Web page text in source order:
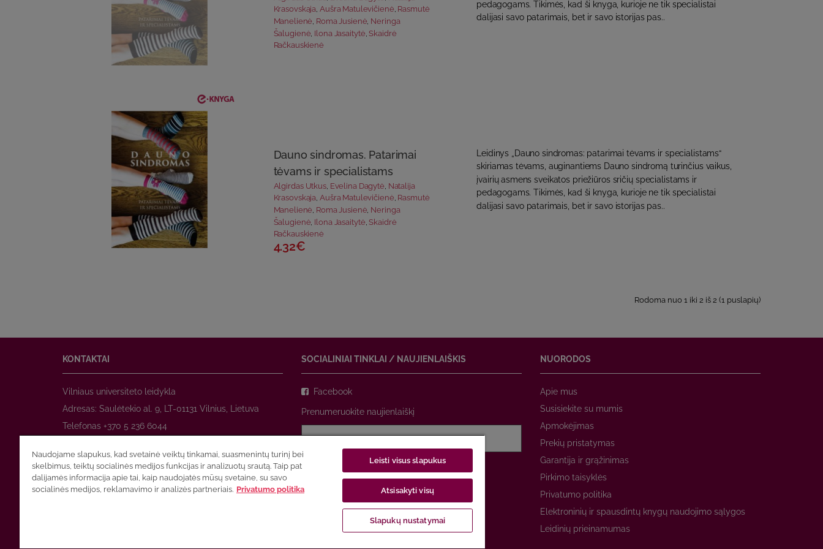
Krasovskaja,Aušra Matulevičienė, Rasmutė
Manelienė, Roma Jusienė, Neringa
Šalugienė Ilona Jasaitytė ,Skaidrė
Račkauskienė
pedagogams. Tikimės, kad ši knyga, kurioje ne tik specialistai
dalijasi savo patarimais, bet ir savo istorijas pas..
Dauno sindromas. Patarimai
tėvams ir specialistams
Algirdas Utkus, Evelina Dagytė Natalija
Krasovskaja,Aušra Matulevičienė, Rasmutė
Manelienė Roma Jusienė Neringa
Šalugienė Ilona Jasaitytė ,Skaidrė
Račkauskienė
4.32€
Leidinys „Dauno sindromas: patarimai tėvams ir specialistams“
skiriamas tėvams, auginantiems Dauno sindromą turinčius vaikus,
įvairių asmens sveikatos priežiūros sričių specialistams ir
pedagogams. Tikimės, kad ši knyga, kurioje ne tik specialistai
dalijasi savo patarimais, bet ir savo istorijas pas..
Rodoma nuo 1 iki 2 iš 2 (1 puslapių)
KONTAKTAI
Vilniaus universiteto leidykla
Adresas: Saulėtekio al. 9, LT-01131 Vilnius, Lietuva
Telefonas +370 5 236 6044
El. paštasprekyba@leidykla.vu.lt
www.zurnalai.vu.lt
SOCIALINIAI TINKLAI / NAUJIENLAIŠKIS
Facebook
Prenumeruokite naujienlaiškį
privatumo politika
NUORODOS
Apie mus
Susisiekite su mumis
Apmokėjimas
Prekių pristatymas
Garantija ir grąžinimas
Pirkimo taisyklės
Privatumo politika
Elektroninių ir spausdintų knygų naudojimo sąlygos
Leidinių prieinamumas
Naudojame slapukus, kad svetainė veiktų tinkamai, suasmenintų turinį bei
skelbimus, teiktų socialinės medijos funkcijas ir analizuotų srautą. Taip pat
dalijamės informacija apie tai, kaip naudojatės mūsų svetaine, su savo
socialinės medijos, reklamavimo ir analizės partneriais. Privatumo politika
Leisti visus slapukus
Atsisakyti visų
Slapukų nustatymai